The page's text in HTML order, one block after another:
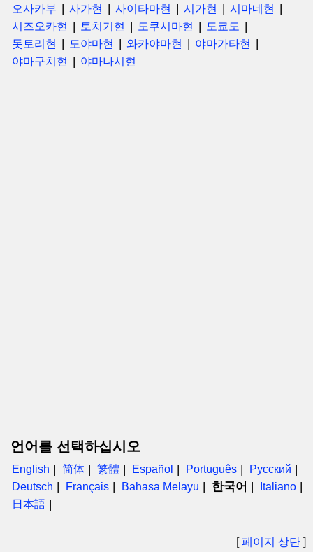
오사카부
사가현 사이타마현 시가현
시마네현
시즈오카현
토치기현 도쿠시마현
도쿄도
돗토리현
도야마현 와카야마현
야마가타현
야마구치현
야마나시현
언어를 선택하십시오
English 简体 繁體 Español Português
Русский
Deutsch
Français Bahasa Melayu 한국어
Italiano
日本語
[페이지 상단 ]